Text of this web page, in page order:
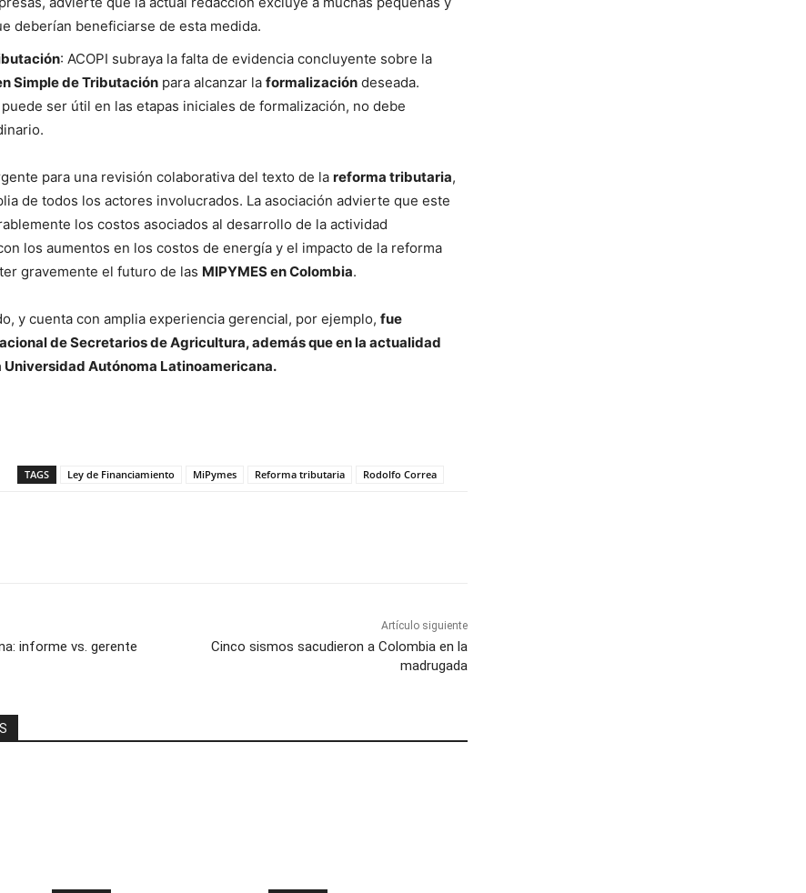
deberían beneficiarse de esta medida.
: ACOPI subraya la falta de evidencia concluyente sobre la
Simple de Tributación para alcanzar la formalización deseada.
ser útil en las etapas iniciales de formalización, no debe
para una revisión colaborativa del texto de la reforma tributaria,
de todos los actores involucrados. La asociación advierte que este
los costos asociados al desarrollo de la actividad
los aumentos en los costos de energía y el impacto de la reforma
gravemente el futuro de las MIPYMES en Colombia.
y cuenta con amplia experiencia gerencial, por ejemplo, fue
de Secretarios de Agricultura, además que en la actualidad
Universidad Autónoma Latinoamericana.
TAGS Ley de Financiamiento MiPymes Reforma tributaria Rodolfo Correa
informe vs. gerente
Artículo siguiente
Cinco sismos sacudieron a Colombia en la
madrugada